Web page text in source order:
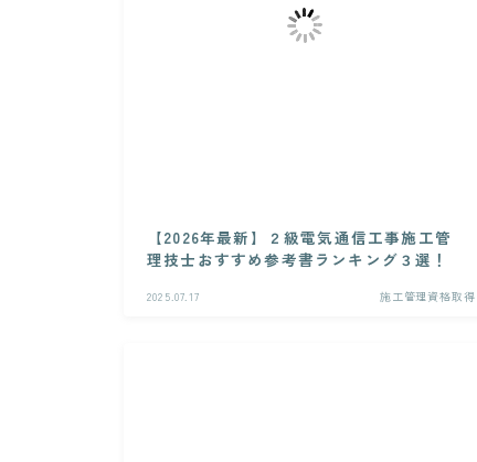
【2026年最新】２級電気通信工事施工管
理技士おすすめ参考書ランキング３選！
2025.07.17 施工管理資格取得